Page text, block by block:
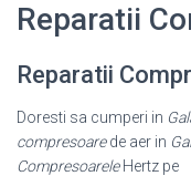
Reparatii
Reparatii
Doresti sa cumperi in
compresoarede aer in
CompresoareleHertz pe